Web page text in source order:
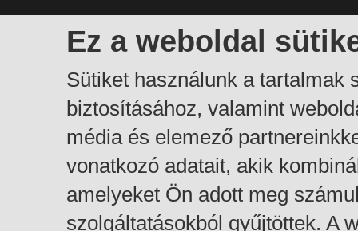
Ez a weboldal
Sütiket használunk a tartalmak
biztosításához, valamint
média és elemező
vonatkozó adatait, akik
amelyeket Ön adott meg
szolgáltatásokból gyűjtöttek. A